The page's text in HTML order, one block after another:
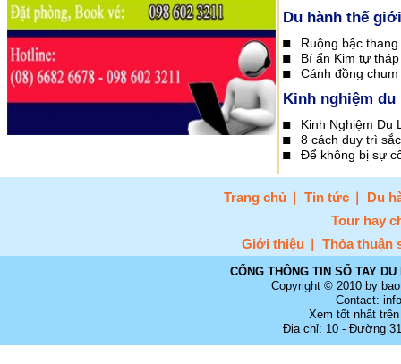
Du hành thế giới
Ruộng bậc
Bí ẩn Kim tự
Cánh đồng
Kinh nghiệm du
Kinh Nghiệm Du
8 cách duy trì
Để không bị sự
Trang chủ Tin tức
Du
Tour hay
Giới thiệu
Thỏa thuận
CỔNG THÔNG TIN SỔ TAY
Copyright © 2010 by
Contact:
Xem tốt nhất
Địa chỉ: 10 - Đường